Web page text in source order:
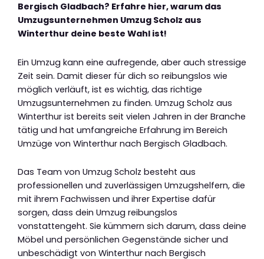
Bergisch Gladbach? Erfahre hier, warum das
Umzugsunternehmen Umzug Scholz aus
Winterthur deine beste Wahl ist!
Ein Umzug kann eine aufregende, aber auch stressige
Zeit sein. Damit dieser für dich so reibungslos wie
möglich verläuft, ist es wichtig, das richtige
Umzugsunternehmen zu finden. Umzug Scholz aus
Winterthur ist bereits seit vielen Jahren in der Branche
tätig und hat umfangreiche Erfahrung im Bereich
Umzüge von Winterthur nach Bergisch Gladbach.
Das Team von Umzug Scholz besteht aus
professionellen und zuverlässigen Umzugshelfern, die
mit ihrem Fachwissen und ihrer Expertise dafür
sorgen, dass dein Umzug reibungslos
vonstattengeht. Sie kümmern sich darum, dass deine
Möbel und persönlichen Gegenstände sicher und
unbeschädigt von Winterthur nach Bergisch